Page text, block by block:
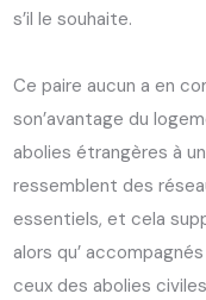
s’il le souhaite.
Ce paire aucun a en
son’avantage du
abolies étrangères à
ressemblent des
essentiels, et cela
alors qu’
ceux des abolies